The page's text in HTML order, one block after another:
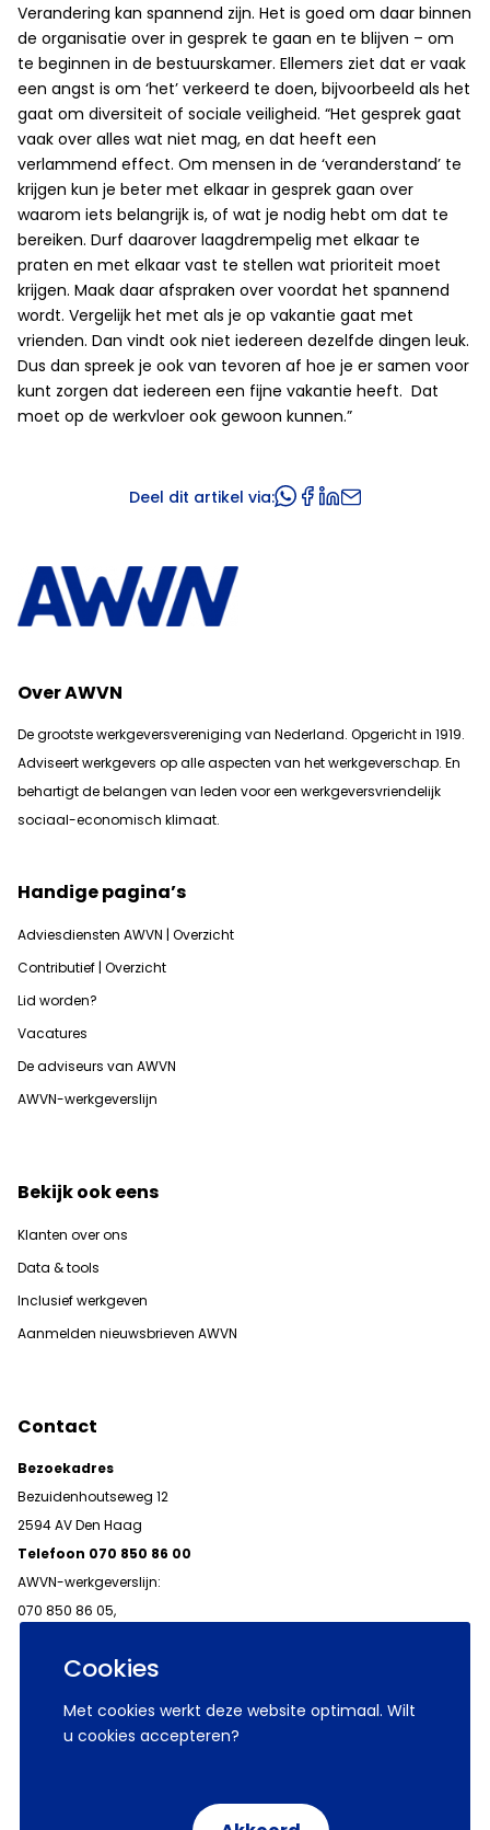
Cookies
Met cookies werkt deze website optimaal. Wilt
u cookies accepteren?
Verandering kan spannend zijn. Het is goed om daar binnen
de organisatie over in gesprek te gaan en te blijven – om
te beginnen in de bestuurskamer. Ellemers ziet dat er vaak
een angst is om ‘het’ verkeerd te doen, bijvoorbeeld als het
gaat om diversiteit of sociale veiligheid. “Het gesprek gaat
vaak over alles wat niet mag, en dat heeft een
verlammend effect. Om mensen in de ‘veranderstand’ te
krijgen kun je beter met elkaar in gesprek gaan over
waarom iets belangrijk is, of wat je nodig hebt om dat te
bereiken. Durf daarover laagdrempelig met elkaar te
praten en met elkaar vast te stellen wat prioriteit moet
krijgen. Maak daar afspraken over voordat het spannend
wordt. Vergelijk het met als je op vakantie gaat met
vrienden. Dan vindt ook niet iedereen dezelfde dingen leuk.
Dus dan spreek je ook van tevoren af hoe je er samen voor
kunt zorgen dat iedereen een fijne vakantie heeft. Dat
moet op de werkvloer ook gewoon kunnen.”
Deel dit artikel via:
Over AWVN
De grootste werkgeversvereniging van Nederland. Opgericht in 1919.
Adviseert werkgevers op alle aspecten van het werkgeverschap. En
behartigt de belangen van leden voor een werkgeversvriendelijk
sociaal-economisch klimaat.
Handige pagina’s
Adviesdiensten AWVN | Overzicht
Contributief | Overzicht
Lid worden?
Vacatures
De adviseurs van AWVN
AWVN-werkgeverslijn
Bekijk ook eens
Klanten over ons
Data & tools
Inclusief werkgeven
Aanmelden nieuwsbrieven AWVN
Contact
Bezoekadres
Bezuidenhoutseweg 12
2594 AV Den Haag
Telefoon 070 850 86 00
AWVN-werkgeverslijn:
070 850 86 05,
© 2026 AWVN